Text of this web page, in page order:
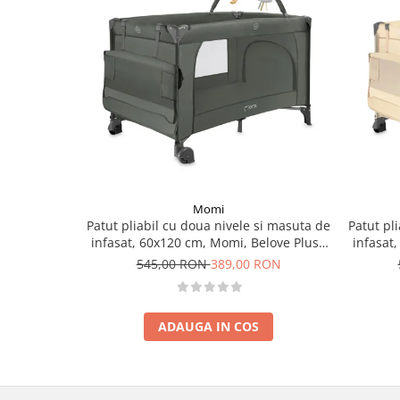
Momi
Patut pliabil cu doua nivele si masuta de
infasat, 60x120 cm, Momi, Belove Plus -
Green
545,00 RON389,00 RON
ADAUGA IN COS
Patut
infasat,